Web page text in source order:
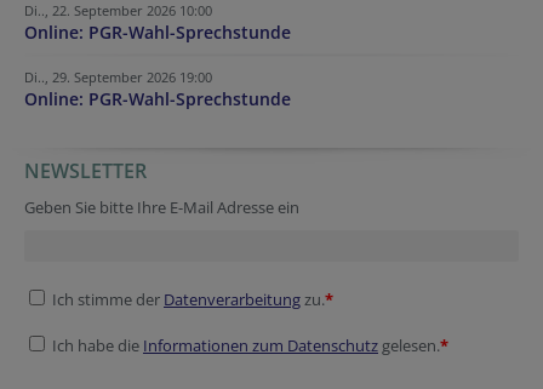
Di.., 22. September 2026 10:00
Online: PGR-Wahl-Sprechstunde
Di.., 29. September 2026 19:00
Online: PGR-Wahl-Sprechstunde
Company website
Company website
Session ID
Tracking ID
NEWSLETTER
Geben Sie bitte Ihre E-Mail Adresse ein
Ich stimme der Datenverarbeitungzu.*
Ich habe die Informationen zum Datenschutz gelesen.*